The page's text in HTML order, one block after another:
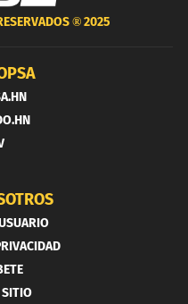
®2025
SITIO